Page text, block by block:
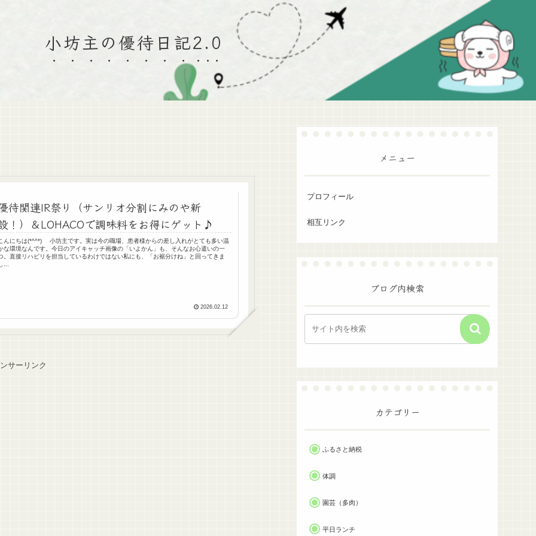
小坊主の優待日記2.0
待関連IR祭り（サンリオ分割にみのや新
！）＆LOHACOで調味料をお得にゲット♪
んにちは(*^^*) 小坊主です。実は今の職場、患者様からの差し入れがとても多い温
な環境なんです。今日のアイキャッチ画像の「いよかん」も、そんなお心遣いの一
。直接リハビリを担当しているわけではない私にも、「お裾分けね」と回ってきま
...
2026.02.12
サーリンク
メニュー
プロフィール
相互リンク
ブログ内検索
カテゴリー
ふるさと納税
体調
園芸（多肉）
平日ランチ